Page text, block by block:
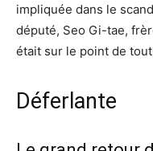
impliquée dans le
député, Seo Gi-tae,
était sur le point de
Déferlante